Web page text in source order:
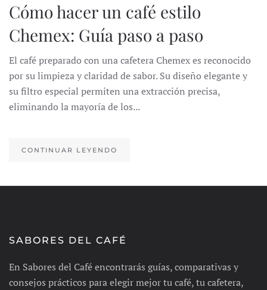
Cómo hacer un café estilo
Chemex: Guía paso a paso
El café preparado con una cafetera Chemex es reconocido
por su limpieza y claridad de sabor. Su diseño elegante y
su filtro especial permiten una extracción precisa,
eliminando la mayoría de los...
CONTINUAR LEYENDO
SABORES DEL CAFÉ
En Sabores del Café encontrarás guías, comparativas y
consejos prácticos para elegir mejor tu café, tu cafetera,